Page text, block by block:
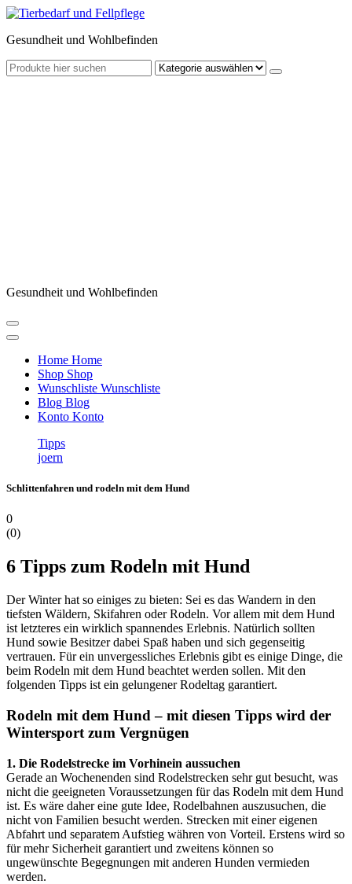
Zum
springen
Gesundheit und Wohlbefinden
Gesundheit und Wohlbefinden
Home Home
Shop Shop
Wunschliste Wunschliste
Blog Blog
Konto Konto
Tipps
joern
Schlittenfahren und rodeln mit dem Hund
0
(0)
6 Tipps zum Rodeln mit Hund
Der Winter hat so einiges zu bieten: Sei es das Wandern in den
tiefsten Wäldern, Skifahren oder Rodeln. Vor allem mit dem Hund
ist letzteres ein wirklich spannendes Erlebnis. Natürlich sollten
Hund sowie Besitzer dabei Spaß haben und sich gegenseitig
vertrauen. Für ein unvergessliches Erlebnis gibt es einige Dinge, die
beim Rodeln mit dem Hund beachtet werden sollen. Mit den
folgenden Tipps ist ein gelungener Rodeltag garantiert.
Rodeln mit dem Hund – mit diesen Tipps wird der
Wintersport zum Vergnügen
1. Die Rodelstrecke im Vorhinein aussuchen
Gerade an Wochenenden sind Rodelstrecken sehr gut besucht, was
nicht die geeigneten Voraussetzungen für das Rodeln mit dem Hund
ist. Es wäre daher eine gute Idee, Rodelbahnen auszusuchen, die
nicht von Familien besucht werden. Strecken mit einer eigenen
Abfahrt und separatem Aufstieg währen von Vorteil. Erstens wird so
für mehr Sicherheit garantiert und zweitens können so
ungewünschte Begegnungen mit anderen Hunden vermieden
werden.